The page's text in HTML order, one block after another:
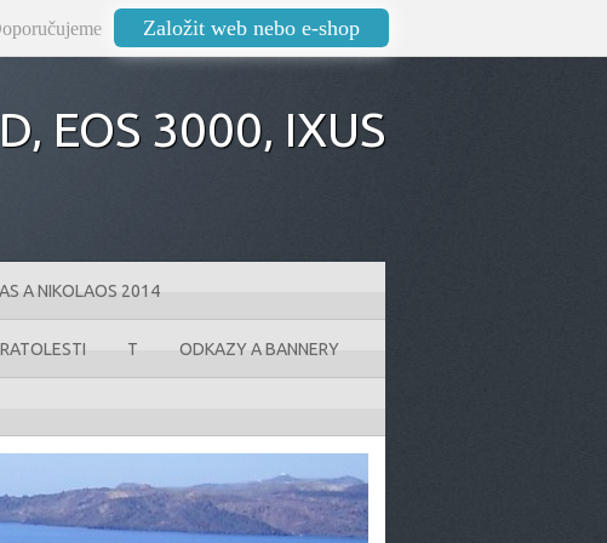
Založit web nebo e-shop
EOS 3000‚ IXUS
A NIKOLAOS 2014
RATOLESTI T ODKAZY A BANNERY